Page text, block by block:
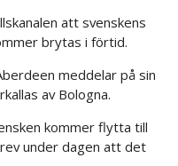
att svenskens
brytas i förtid.
meddelar på sin
av Bologna.
kommer flytta till
under dagen att det